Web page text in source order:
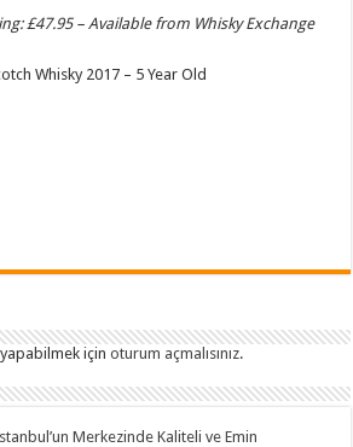
£47.95 – Available from Whisky Exchange
Whisky 2017 – 5 Year Old
içinoturum açmalısınız.
Merkezinde Kaliteli ve Emin